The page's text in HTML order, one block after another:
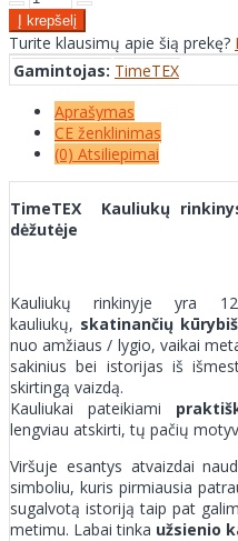
Turite klausimų apie šią prekę?
Gamintojas: TimeTEX
Aprašymas
CE ženklinimas
(0) Atsiliepimai
TimeTEX Kauliukų
dėžutėje
Kauliukų rinkinyje yra
kauliukų, skatinančių
nuo amžiaus / lygio, vaikai
sakinius bei istorijas iš
skirtingą vaizdą.
Kauliukai pateikiami
lengviau atskirti, tų pačių
Viršuje esantys atvaizdai
simboliu, kuris pirmiausia
sugalvotą istoriją taip pat
metimu. Labai tinka užsienio